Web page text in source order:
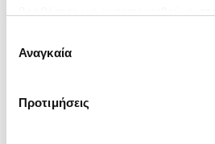
ενδιαφέρουν και να επιλέξετε
΄΄και να
συγκατάθεσης
Αναγκαία
Προτιμήσεις